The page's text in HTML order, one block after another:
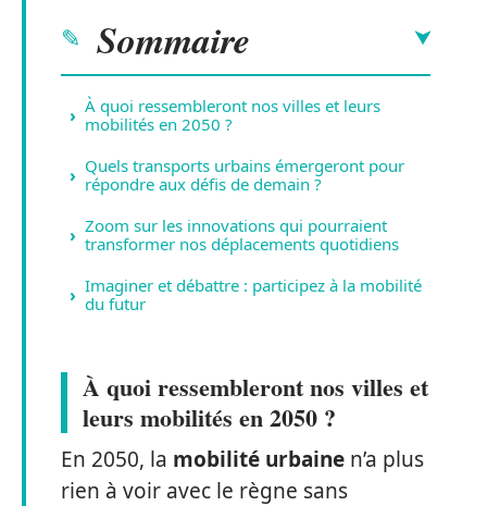
Sommaire
À quoi ressembleront nos villes et leurs
mobilités en 2050 ?
Quels transports urbains émergeront pour
répondre aux défis de demain ?
Zoom sur les innovations qui pourraient
transformer nos déplacements quotidiens
Imaginer et débattre : participez à la mobilité
du futur
À quoi ressembleront nos villes et
leurs mobilités en 2050 ?
En 2050, la mobilité urbaine n’a plus
rien à voir avec le règne sans